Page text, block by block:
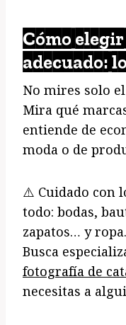
Cómo
adecuado:
No mires solo
Mira qué
entiende de
moda o de
⚠️ Cuidado con
todo: bodas,
zapatos… y ropa.
Busca
fotografía de
necesitas a